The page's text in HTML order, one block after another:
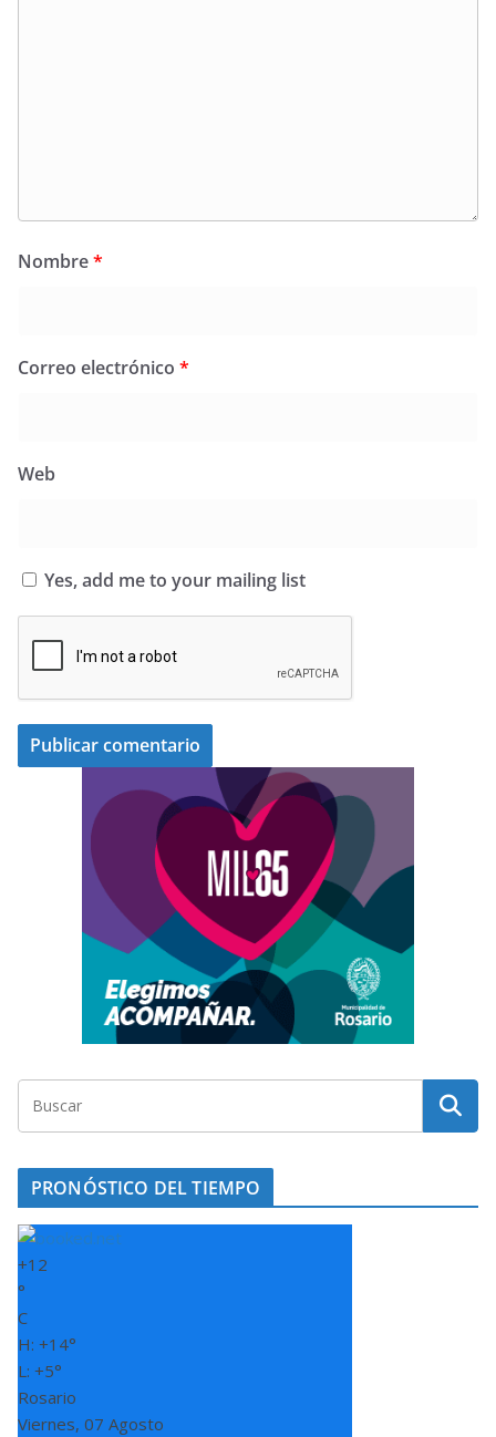
Nombre*
Correo electrónico *
Web
Yes, add me to your mailing list
PRONÓSTICO DEL TIEMPO
+12
°
C
H: +14°
L: +5°
Rosario
Viernes, 07 Agosto